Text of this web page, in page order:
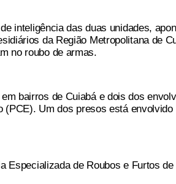
inteligência das duas unidades,
da Região Metropolitana de
no roubo de armas.
bairros de Cuiabá e dois dos
Um dos presos está
Especializada de Roubos e Furtos